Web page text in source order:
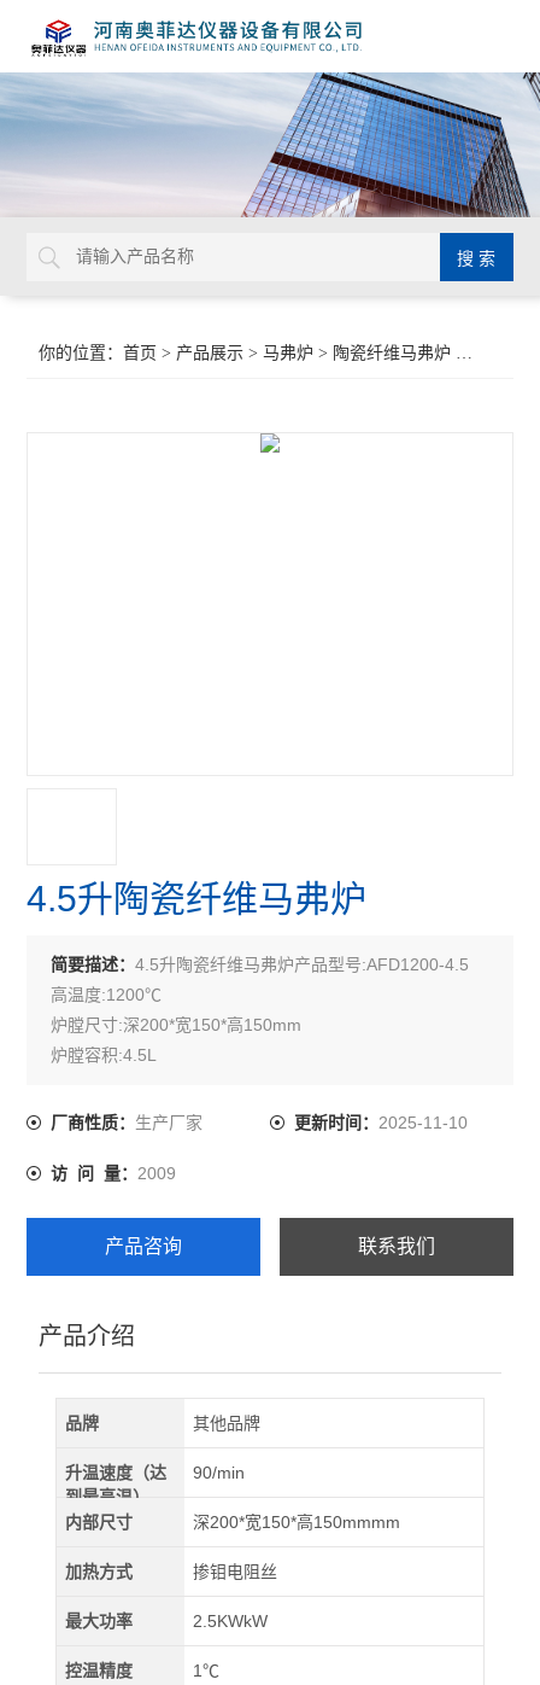
你的位置：首页 > 产品展示 >马弗炉 > 陶瓷纤维马弗炉
4.5升陶瓷纤维马弗炉
简要描述：4.5升陶瓷纤维马弗炉产品型号:AFD1200-4.5
高温度:1200℃
炉膛尺寸:深200*宽150*高150mm
炉膛容积:4.5L
工作电压:单相 220V
加热性能
升温速率：10℃/min，MAX：≤20℃/min
厂商性质： 生产厂家 更新时间： 2025-11-10
访 问 量：2009
产品咨询 联系我们
产品介绍
品牌 其他品牌
升温速度（达
到最高温）
90/min
内部尺寸 深200*宽150*高150mmmm
加热方式 掺钼电阻丝
最大功率 2.5KWkW
控温精度 1℃